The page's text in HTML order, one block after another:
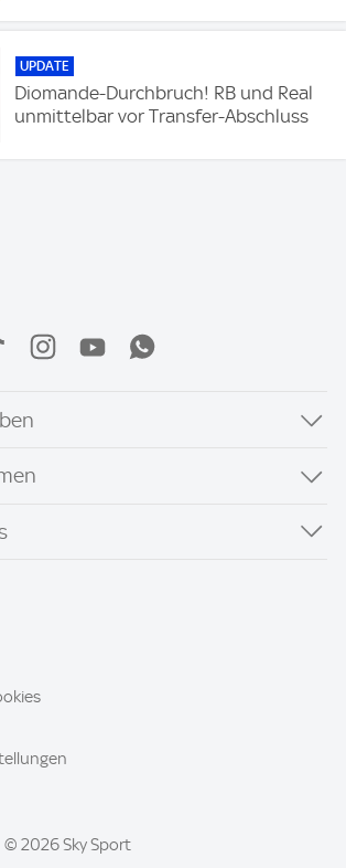
UPDATE
Diomande-Durchbruch! RB und Real
unmittelbar vor Transfer-Abschluss
© 2026 Sky Sport